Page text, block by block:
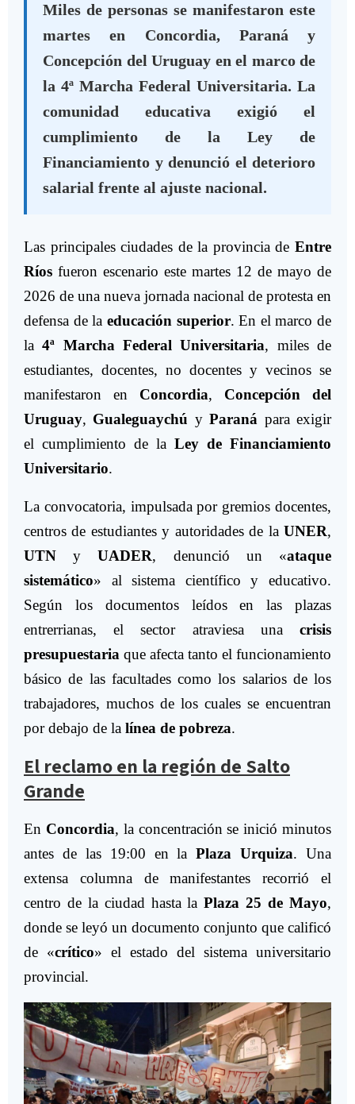
Miles de personas se manifestaron este
martes en Concordia, Paraná y
Concepción del Uruguay en el marco de
la 4ª Marcha Federal Universitaria. La
comunidad educativa exigió el
cumplimiento de la Ley de
Financiamiento y denunció el deterioro
salarial frente al ajuste nacional.
Las principales ciudades de la provincia de Entre
Ríos fueron escenario este martes 12 de mayo de
2026 de una nueva jornada nacional de protesta en
defensa de la educación superior. En el marco de
la4ª Marcha Federal Universitaria, miles de
estudiantes, docentes, no docentes y vecinos se
manifestaron en Concordia, Concepción del
Uruguay, Gualeguaychú yParaná para exigir
el cumplimiento de la Ley de Financiamiento
Universitario.
La convocatoria, impulsada por gremios docentes,
centros de estudiantes y autoridades de la UNER,
UTN yUADER, denunció un «ataque
sistemático» al sistema científico y educativo.
Según los documentos leídos en las plazas
entrerrianas, el sector atraviesa una crisis
presupuestaria que afecta tanto el funcionamiento
básico de las facultades como los salarios de los
trabajadores, muchos de los cuales se encuentran
por debajo de la línea de pobreza.
El reclamo en la región de Salto
Grande
En Concordia, la concentración se inició minutos
antes de las 19:00 en laPlaza Urquiza. Una
extensa columna de manifestantes recorrió el
centro de la ciudad hasta laPlaza 25 de Mayo,
donde se leyó un documento conjunto que calificó
de «crítico» el estado del sistema universitario
provincial.